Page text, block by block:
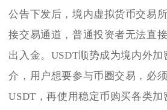
公告下发后，境内虚拟货币交易
接交易通道，普通投资者无法直
出入金。USDT顺势成为境内外
介，用户想要参与币圈交易，必
USDT，再使用稳定币购买各类